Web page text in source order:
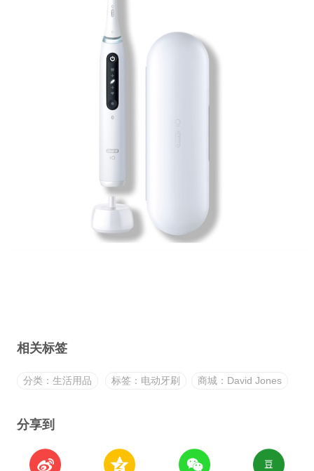
相关标签
分类：生活用品 标签：电动牙刷 商城：David Jones
分享到